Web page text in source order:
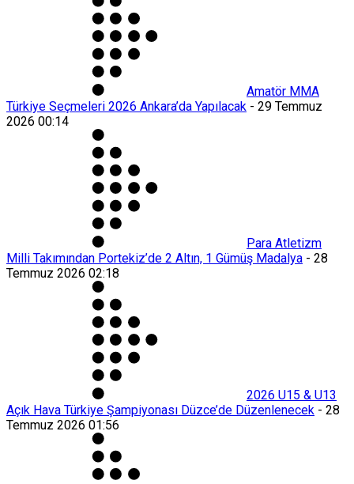
Amatör MMA
Türkiye Seçmeleri 2026 Ankara’da Yapılacak - 29 Temmuz
2026 00:14
Para Atletizm
Milli Takımından Portekiz’de 2 Altın, 1 Gümüş Madalya - 28
Temmuz 2026 02:18
2026 U15 & U13
Açık Hava Türkiye Şampiyonası Düzce’de Düzenlenecek - 28
Temmuz 2026 01:56